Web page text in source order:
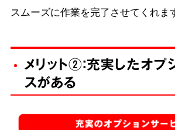
スムーズに作業を完了させてくれま
メリット②：充実したオプ
スがある